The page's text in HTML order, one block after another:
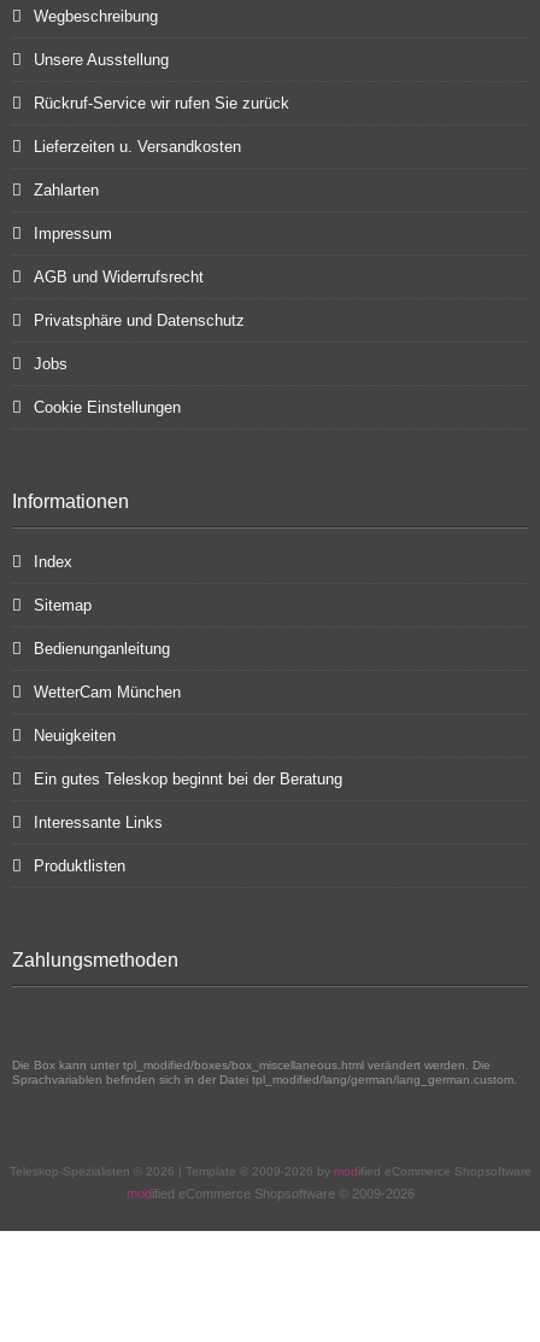
Wegbeschreibung
Unsere Ausstellung
Rückruf-Service wir rufen Sie zurück
Lieferzeiten u. Versandkosten
Zahlarten
Impressum
AGB und Widerrufsrecht
Privatsphäre und Datenschutz
Jobs
Cookie Einstellungen
Informationen
Index
Sitemap
Bedienunganleitung
WetterCam München
Neuigkeiten
Ein gutes Teleskop beginnt bei der Beratung
Interessante Links
Produktlisten
Zahlungsmethoden
Die Box kann unter tpl_modified/boxes/box_miscellaneous.html verändert werden. Die
Sprachvariablen befinden sich in der Datei tpl_modified/lang/german/lang_german.custom.
Teleskop-Spezialisten © 2026 | Template © 2009-2026 by mod ified eCommerce Shopsoftware
modified eCommerce Shopsoftware © 2009-2026